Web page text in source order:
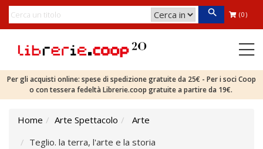
(0)
Per gli acquisti online: spese di spedizione gratuite da 25€ - Per i soci Coop
o con tessera fedeltà Librerie.coop gratuite a partire da 19€.
Home Arte Spettacolo
Arte
Teglio. la terra, l'arte e la storia